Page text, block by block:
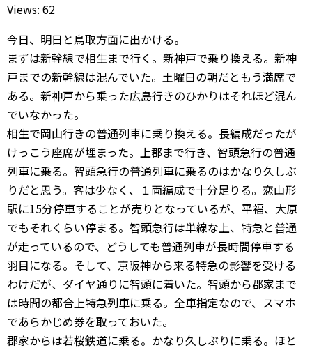
Views: 62
今日、明日と鳥取方面に出かける。
まずは新幹線で相生まで行く。新神戸で乗り換える。新神
戸までの新幹線は混んでいた。土曜日の朝だともう満席で
ある。新神戸から乗った広島行きのひかりはそれほど混ん
でいなかった。
相生で岡山行きの普通列車に乗り換える。長編成だったが
けっこう座席が埋まった。上郡まで行き、智頭急行の普通
列車に乗る。智頭急行の普通列車に乗るのはかなり久しぶ
りだと思う。客は少なく、１両編成で十分足りる。恋山形
駅に15分停車することが売りとなっているが、平福、大原
でもそれくらい停まる。智頭急行は単線な上、特急と普通
が走っているので、どうしても普通列車が長時間停車する
羽目になる。そして、京阪神から来る特急の影響を受ける
わけだが、ダイヤ通りに智頭に着いた。智頭から郡家まで
は時間の都合上特急列車に乗る。全車指定なので、スマホ
であらかじめ券を取っておいた。
郡家からは若桜鉄道に乗る。かなり久しぶりに乗る。ほと